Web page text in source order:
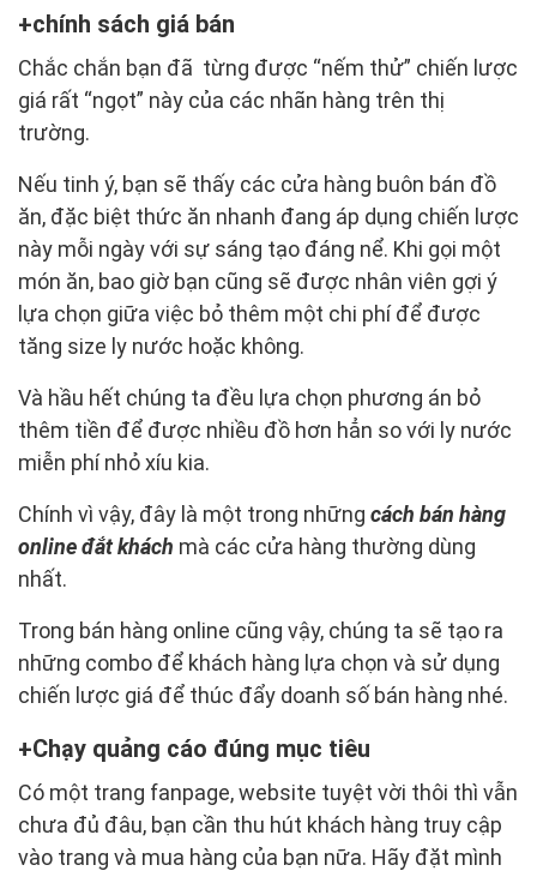
chính sách giá bán
Chắc chắn bạn đã từng được “nếm thử” chiến lược
giá rất “ngọt” này của các nhãn hàng trên thị
trường.
Nếu tinh ý, bạn sẽ thấy các cửa hàng buôn bán đồ
ăn, đặc biệt thức ăn nhanh đang áp dụng chiến lược
này mỗi ngày với sự sáng tạo đáng nể. Khi gọi một
món ăn, bao giờ bạn cũng sẽ được nhân viên gợi ý
lựa chọn giữa việc bỏ thêm một chi phí để được
tăng size ly nước hoặc không.
Và hầu hết chúng ta đều lựa chọn phương án bỏ
thêm tiền để được nhiều đồ hơn hẳn so với ly nước
miễn phí nhỏ xíu kia.
Chính vì vậy, đây là một trong những cách bán hàng
online đắt khách mà các cửa hàng thường dùng
nhất.
Trong bán hàng online cũng vậy, chúng ta sẽ tạo ra
những combo để khách hàng lựa chọn và sử dụng
chiến lược giá để thúc đẩy doanh số bán hàng nhé.
Chạy quảng cáo đúng mục tiêu
Có một trang fanpage, website tuyệt vời thôi thì vẫn
chưa đủ đâu, bạn cần thu hút khách hàng truy cập
vào trang và mua hàng của bạn nữa. Hãy đặt mình